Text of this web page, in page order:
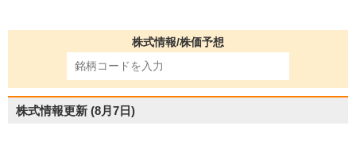
株式情報/株価予想
株式情報更新 (8月7日)